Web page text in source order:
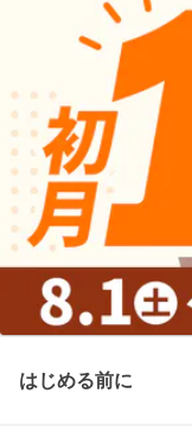
はじめる前に